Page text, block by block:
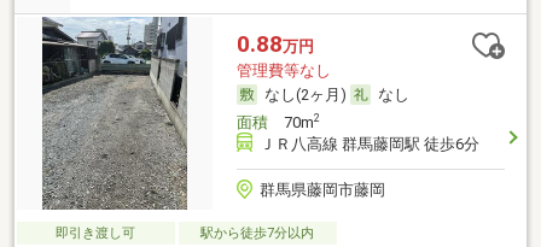
0.88万円
管理費等なし
なし(2ヶ月)
なし
面積70m2
ＪＲ八高線 群馬藤岡駅 徒歩6分
群馬県藤岡市藤岡
即引き渡し可 駅から徒歩7分以内